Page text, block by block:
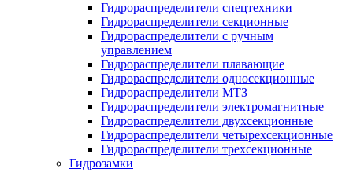
Гидрораспределители спецтехники
Гидрораспределители секционные
Гидрораспределители с ручным
управлением
Гидрораспределители плавающие
Гидрораспределители односекционные
Гидрораспределители МТЗ
Гидрораспределители электромагнитные
Гидрораспределители двухсекционные
Гидрораспределители четырехсекционные
Гидрораспределители трехсекционные
Гидрозамки